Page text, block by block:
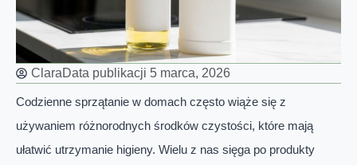
ClaraData publikacji 5 marca, 2026
Codzienne sprzątanie w domach często wiąże się z
używaniem różnorodnych środków czystości, które mają
ułatwić utrzymanie higieny. Wielu z nas sięga po produkty